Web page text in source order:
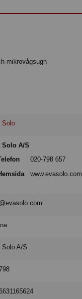
mikrovågsugn
Solo
Solo A/S
020-798 657
www.evasolo.com
Solo A/S